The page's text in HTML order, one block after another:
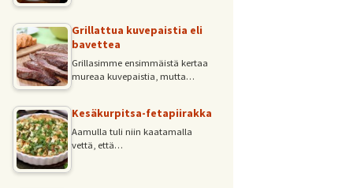
Grillattua kuvepaistia eli
bavettea
Grillasimme ensimmäistä kertaa
mureaa kuvepaistia, mutta…
Kesäkurpitsa-fetapiirakka
Aamulla tuli niin kaatamalla
vettä, että…